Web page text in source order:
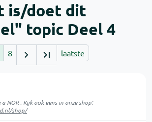
is/doet dit
topic Deel 4
8 laatste
NOR . Kijk ook eens in onze shop:
shop/